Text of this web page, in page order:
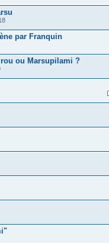
par Franquin
ou Marsupilami ?